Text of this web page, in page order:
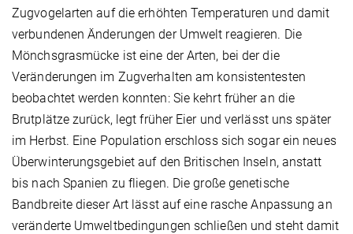
Zugvogelarten auf die erhöhten Temperaturen und damit
verbundenen Änderungen der Umwelt reagieren. Die
Mönchsgrasmücke ist eine der Arten, bei der die
Veränderungen im Zugverhalten am konsistentesten
beobachtet werden konnten: Sie kehrt früher an die
Brutplätze zurück, legt früher Eier und verlässt uns später
im Herbst. Eine Population erschloss sich sogar ein neues
Überwinterungsgebiet auf den Britischen Inseln, anstatt
bis nach Spanien zu fliegen. Die große genetische
Bandbreite dieser Art lässt auf eine rasche Anpassung an
veränderte Umweltbedingungen schließen und steht damit